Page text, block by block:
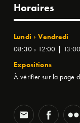
Horaires
Lundi › Vendredi
08:30 › 12:00 |
Expositions
À vérifier sur la page